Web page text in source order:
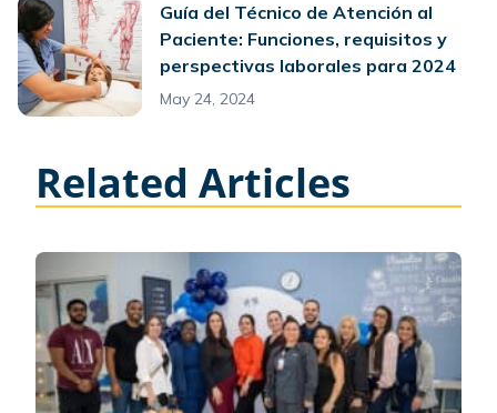
Guía del Técnico de Atención al
Paciente: Funciones, requisitos y
perspectivas laborales para 2024
May 24, 2024
Related Articles